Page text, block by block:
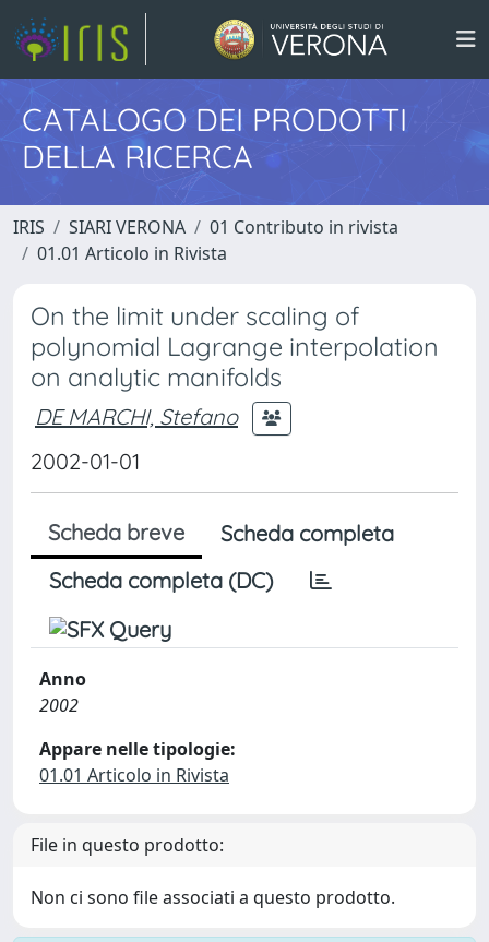
CATALOGO DEI PRODOTTI
DELLA RICERCA
IRIS SIARI VERONA
01 Contributo in rivista
01.01 Articolo in Rivista
On the limit under scaling of
polynomial Lagrange interpolation
on analytic manifolds
DE MARCHI, Stefano
2002-01-01
Scheda breve
Scheda completa
Scheda completa (DC)
Anno
2002
Appare nelle tipologie:
01.01 Articolo in Rivista
File in questo prodotto:
Non ci sono file associati a questo prodotto.